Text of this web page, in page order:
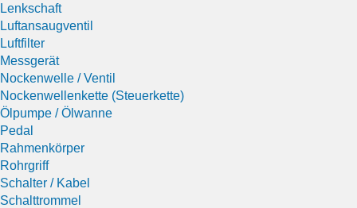
Lenkschaft
Luftansaugventil
Luftfilter
Messgerät
Nockenwelle / Ventil
Nockenwellenkette (Steuerkette)
Ölpumpe / Ölwanne
Pedal
Rahmenkörper
Rohrgriff
Schalter / Kabel
Schalttrommel